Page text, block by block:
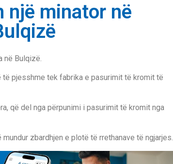
një minator në
në Bulqizë.
pjesshme tek fabrika e pasurimit të kromit të
që del nga përpunimi i pasurimit të kromit nga
zbardhjen e plotë të rrethanave të ngjarjes.